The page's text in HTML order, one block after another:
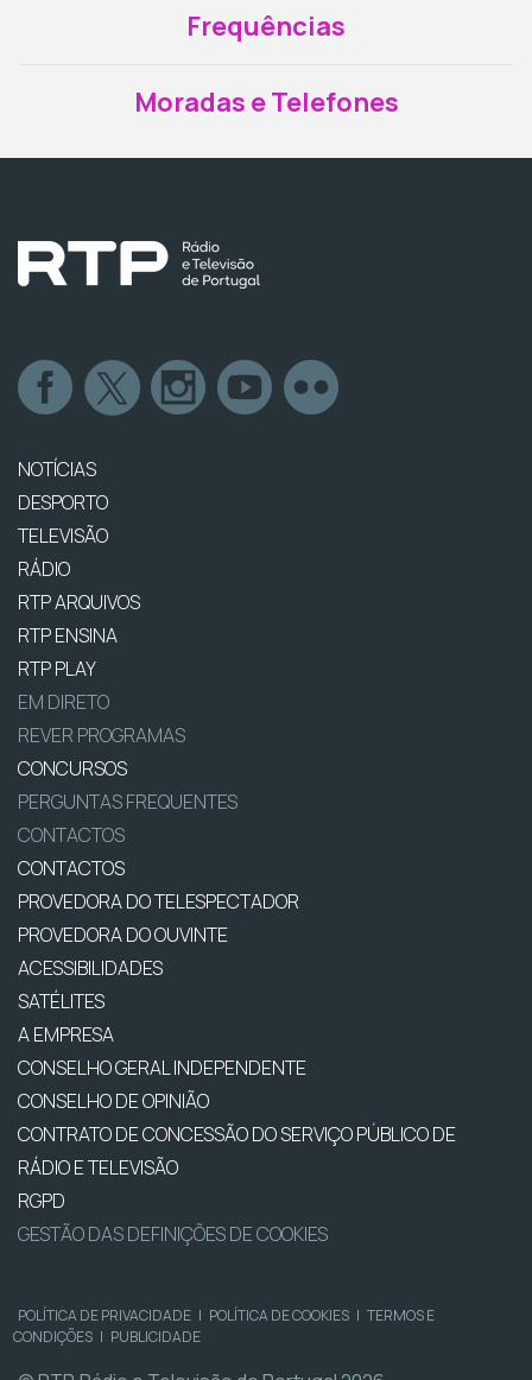
Frequências
Moradas e Telefones
NOTÍCIAS
DESPORTO
TELEVISÃO
RÁDIO
RTP ARQUIVOS
RTP ENSINA
RTP PLAY
EM DIRETO
REVER PROGRAMAS
CONCURSOS
PERGUNTAS FREQUENTES
CONTACTOS
CONTACTOS
PROVEDORA DO TELESPECTADOR
PROVEDORA DO OUVINTE
ACESSIBILIDADES
SATÉLITES
A EMPRESA
CONSELHO GERAL INDEPENDENTE
CONSELHO DE OPINIÃO
CONTRATO DE CONCESSÃO DO SERVIÇO PÚBLICO DE
RÁDIO E TELEVISÃO
RGPD
GESTÃO DAS DEFINIÇÕES DE COOKIES
POLÍTICA DE PRIVACIDADE | POLÍTICA DE COOKIES | TERMOS E
CONDIÇÕES | PUBLICIDADE